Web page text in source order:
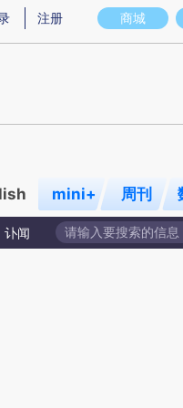
意图存在偏差。不代表财新观
商城
注册
mini+ 周刊
讣闻